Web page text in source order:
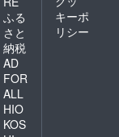
ふる
さと
納税
AD
FOR
ALL
HIO
KOS
キーポ
リシー